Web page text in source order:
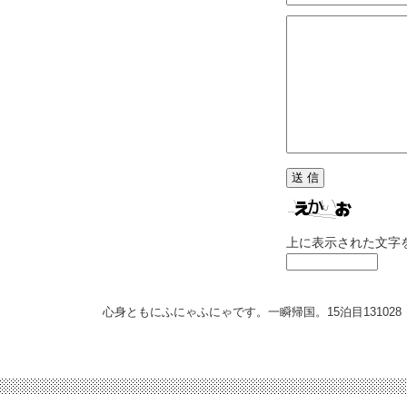
上に表示された文
心身ともにふにゃふにゃです。一瞬帰国。15泊目 131028